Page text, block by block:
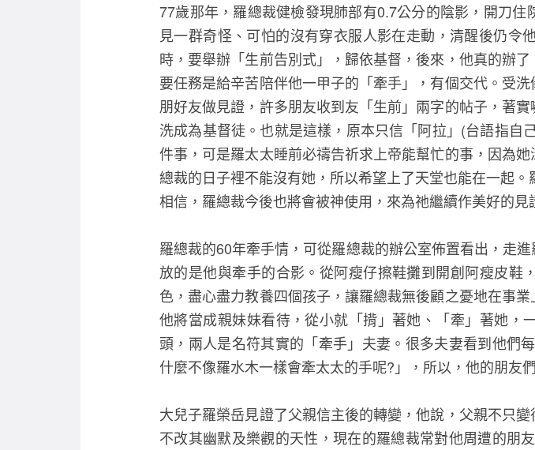
77歲那年，羅總裁健檢發現肺部有0.7公分的陰影，開刀
見一群奇怪、可怕的沒有穿衣服人影在走動，清醒後仍令
時，要舉辦「生前告別式」，歸依基督，後來，他真的辦
要任務是給辛苦陪伴他一甲子的「牽手」，有個交代。受
朋好友做見證，許多朋友收到友「生前」兩字的帖子，著
洗成為基督徒。也就是這樣，原本只信「阿拉」(台語指
件事，可是羅太太睡前必禱告祈求上帝能幫忙的事，因為
總裁的日子裡不能沒有她，所以希望上了天堂也能在一起
相信，羅總裁今後也將會被神使用，來為祂繼續作美好的見
羅總裁的60年牽手情，可從羅總裁的辦公室佈置看出，走
放的是他與牽手的合影。從阿瘦仔擦鞋攤到開創阿瘦皮鞋
色，盡心盡力教養四個孩子，讓羅總裁無後顧之憂地在事
他將當成親妹妹看待，從小就「揹」著她、「牽」著她
頭，兩人是名符其實的「牽手」夫妻。很多夫妻看到他們
什麼不像羅水木一樣會牽太太的手呢?」，所以，他的朋友
大兒子羅榮岳見證了父親信主後的轉變，他說，父親不只
不改其幽默及樂觀的天性，現在的羅總裁常對他周遭的朋